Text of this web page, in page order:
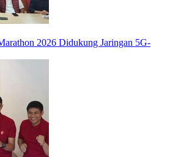
2026 Didukung Jaringan 5G-